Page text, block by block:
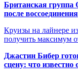
Британская группа
после воссоединения
Круизы на лайнере
получить максимум
Джастин Бибер
сцену: что известно